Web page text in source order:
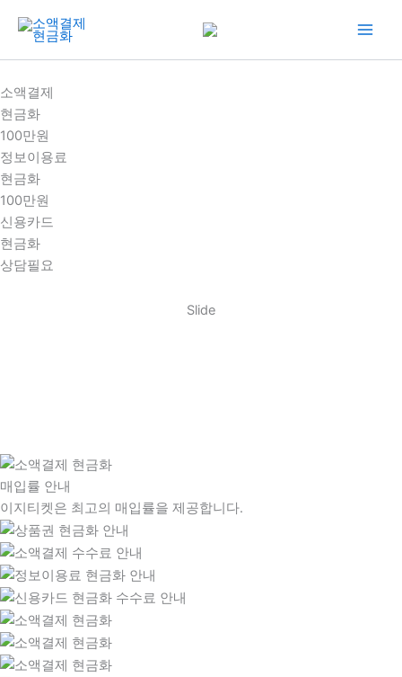
건
너
뛰
기
소액결제
현금화
100만원
정보이용료
현금화
100만원
신용카드
현금화
상담필요
Slide
매입률 안내
이지티켓은 최고의 매입률을 제공합니다.